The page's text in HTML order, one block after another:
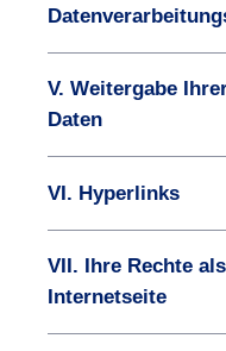
V. Weitergabe
Daten
VI. Hyperlinks
VII. Ihre Rechte
Internetseite